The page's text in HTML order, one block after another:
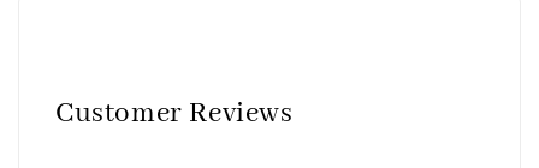
Customer Reviews